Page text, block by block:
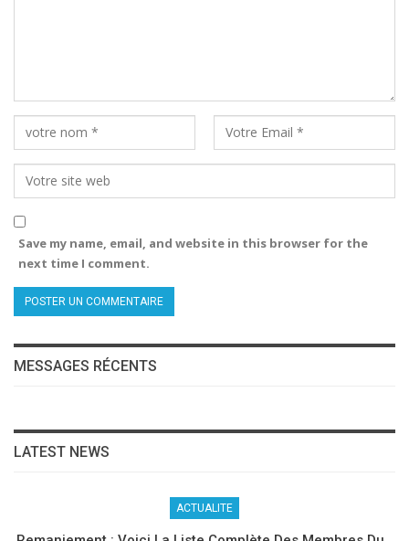
Save my name, email, and website in this browser for the
next time I comment.
MESSAGES RÉCENTS
LATEST NEWS
ACTUALITE